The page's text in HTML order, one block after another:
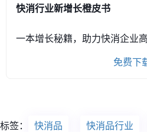
快消行业新增长橙皮书
一本增长秘籍，助力快消企业
免费下
标签： 快消品 快消品行业